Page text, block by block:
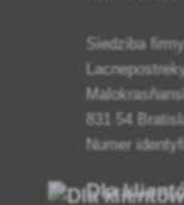
Siedziba firmy:
831 54
Numer
Dla